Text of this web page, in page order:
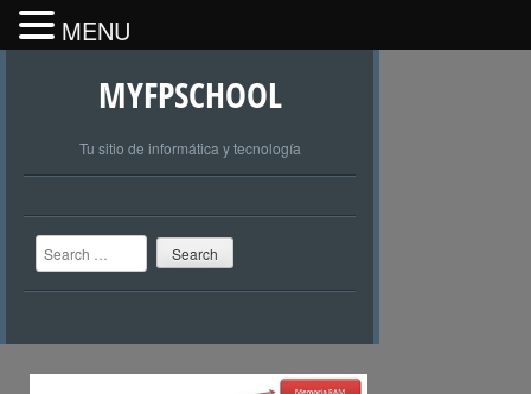
MYFPSCHOOL
Tu sitio de informática y tecnología
Search
MENU